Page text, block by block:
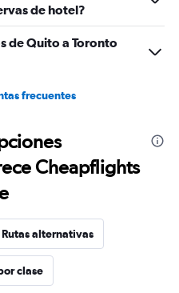
de hotel?
de Quito a Toronto
frecuentes
Cheapflights
Rutas alternativas
clase